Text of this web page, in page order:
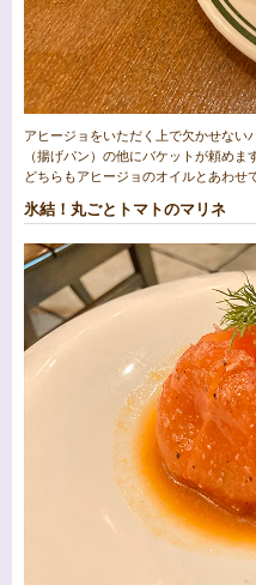
アヒージョをいただく上で欠かせない
（揚げパン）の他にバケットが頼めま
どちらもアヒージョのオイルとあわせ
氷結！丸ごとトマトのマリネ